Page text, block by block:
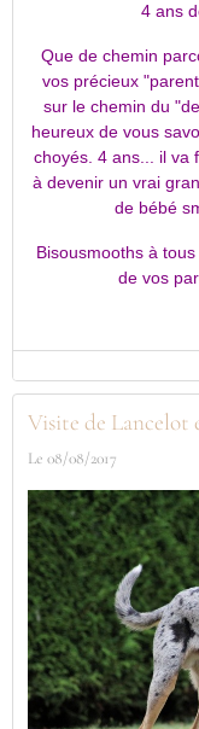
4 ans
Que de chemin
vos précieux
sur le chemin du
heureux de vous
choyés. 4 ans... il va
à devenir un vrai
de bébé
Bisousmooths à
de vos
Visite de Lancelot
Le 08/08/2017